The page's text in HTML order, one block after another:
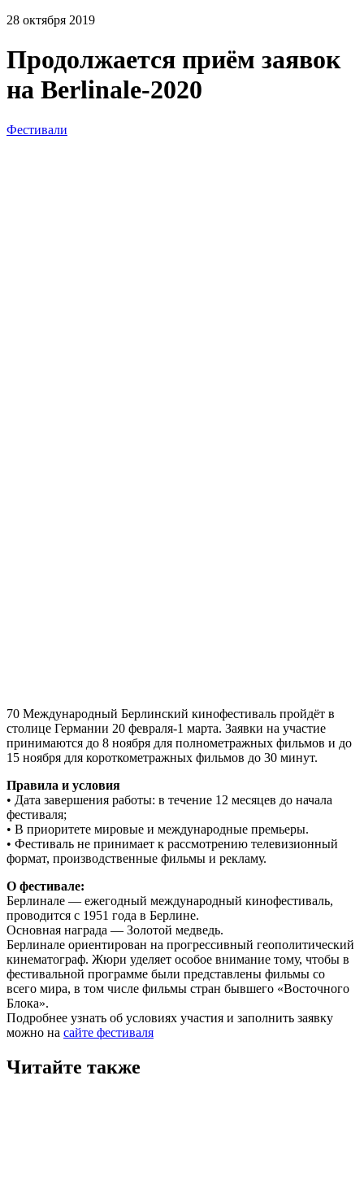
28 октября 2019
Продолжается приём заявок
на Berlinale-2020
Фестивали
70 Международный Берлинский кинофестиваль пройдёт в
столице Германии 20 февраля-1 марта. Заявки на участие
принимаются до 8 ноября для полнометражных фильмов и до
15 ноября для короткометражных фильмов до 30 минут.
Правила и условия
• Дата завершения работы: в течение 12 месяцев до начала
фестиваля;
• В приоритете мировые и международные премьеры.
• Фестиваль не принимает к рассмотрению телевизионный
формат, производственные фильмы и рекламу.
О фестивале:
Берлинале — ежегодный международный кинофестиваль,
проводится с 1951 года в Берлине.
Основная награда — Золотой медведь.
Берлинале ориентирован на прогрессивный геополитический
кинематограф. Жюри уделяет особое внимание тому, чтобы в
фестивальной программе были представлены фильмы со
всего мира, в том числе фильмы стран бывшего «Восточного
Блока».
Подробнее узнать об условиях участия и заполнить заявку
можно на сайте фестиваля
Читайте также